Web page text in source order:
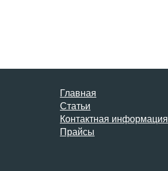
Главная
Статьи
Контактная информация
Прайсы